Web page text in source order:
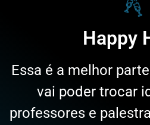
Happy
Essa é a melhor
vai poder trocar
professores e